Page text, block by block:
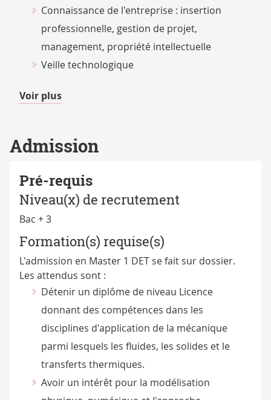
Connaissance de l'entreprise : insertion
professionnelle, gestion de projet,
management, propriété intellectuelle
Veille technologique
Voir plusde
Admission
Pré-requis
Niveau(x) de recrutement
Bac + 3
Formation(s) requise(s)
L'admission en Master 1 DET se fait sur dossier.
Les attendus sont :
Détenir un diplôme de niveau Licence
donnant des compétences dans les
disciplines d'application de la mécanique
parmi lesquels les fluides, les solides et le
transferts thermiques.
Avoir un intérêt pour la modélisation